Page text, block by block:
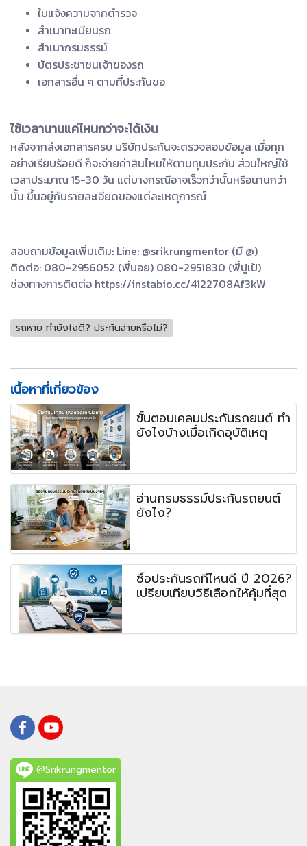
ใบแจ้งความจากตำรวจ
สำเนาทะเบียนรถ
สำเนากรมธรรม์
บัตรประชาชนเจ้าของรถ
เอกสารอื่น ๆ ตามที่ประกันขอ
ใช้เวลานานแค่ไหนกว่าจะได้เงิน
หลังจากส่งเอกสารครบ บริษัทประกันจะตรวจสอบข้อมูล เมื่อทุก
อย่างเรียบร้อยดี ก็จะจ่ายค่าสินไหมให้ตามทุนประกัน ส่วนใหญ่ใช้
เวลาประมาณ 15-30 วัน แต่บางกรณีอาจเร็วกว่านั้นหรือนานกว่า
นั้น ขึ้นอยู่กับรายละเอียดของแต่ละเหตุการณ์
สอบถามข้อมูลเพิ่มเติม: Line: @srikrungmentor (มี @)
ติดต่อ: 080-2956052 (พี่บอย) 080-2951830 (พี่ปูเป้)
ช่องทางการติดต่อ https://instabio.cc/4122708Af3kW
รถหาย ทำยังไงดี? ประกันจ่ายหรือไม่?
เนื้อหาที่เกี่ยวข้อง
ขั้นตอนเคลมประกันรถยนต์ ทำ
ยังไงบ้างเมื่อเกิดอุบัติเหตุ
อ่านกรมธรรม์ประกันรถยนต์
ยังไง?
ซื้อประกันรถที่ไหนดี ปี 2026?
เปรียบเทียบวิธีเลือกให้คุ้มที่สุด
@Srikrungmentor